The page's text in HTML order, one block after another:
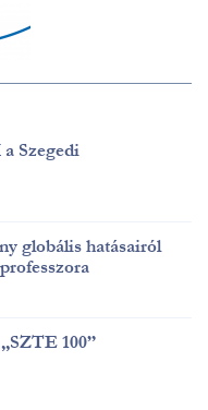
Szegedi
globális hatásairól
100”